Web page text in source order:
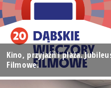
Kino, przyjaźń i plaża.
Filmowe.